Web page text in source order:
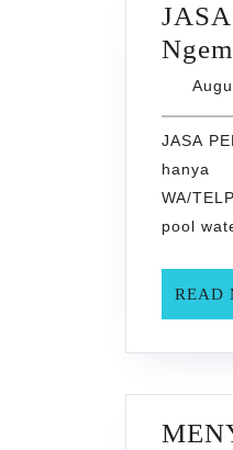
JASA
WA/
pool
READ